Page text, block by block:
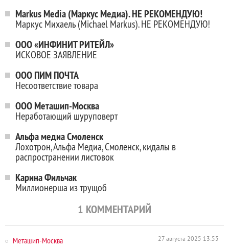
Markus Media (Маркус Медиа). НЕ РЕКОМЕНДУЮ!
Маркус Михаель (Michael Markus). НЕ РЕКОМЕНДУЮ!
ООО «ИНФИНИТ РИТЕЙЛ»
ИСКОВОЕ ЗАЯВЛЕНИЕ
ООО ПИМ ПОЧТА
Несоответствие товара
ООО Меташип-Москва
Неработающий шуруповерт
Альфа медиа Смоленск
Лохотрон, Альфа Медиа, Смоленск, кидалы в
распространении листовок
Карина Фильчак
Миллионерша из трущоб
1 КОММЕНТАРИЙ
Меташип-Москва 27 августа 2025 13:55